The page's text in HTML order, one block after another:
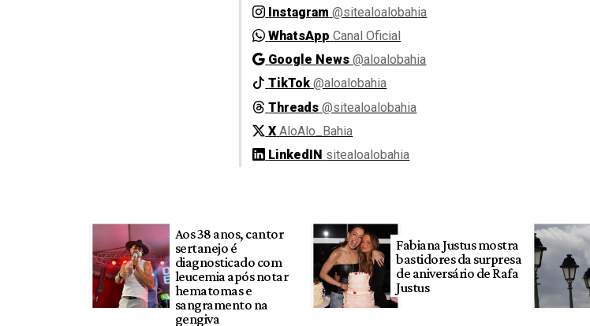
Instagram @sitealoalobahia
WhatsApp Canal Oficial
Google News @aloalobahia
TikTok @aloalobahia
Threads @sitealoalobahia
X AloAlo_Bahia
LinkedIN sitealoalobahia
Aos 38 anos, cantor
sertanejo é
diagnosticado com
leucemia após notar
hematomas e
sangramento na
gengiva
Fabiana Justus mostra
bastidores da surpresa
de aniversário de Rafa
Justus